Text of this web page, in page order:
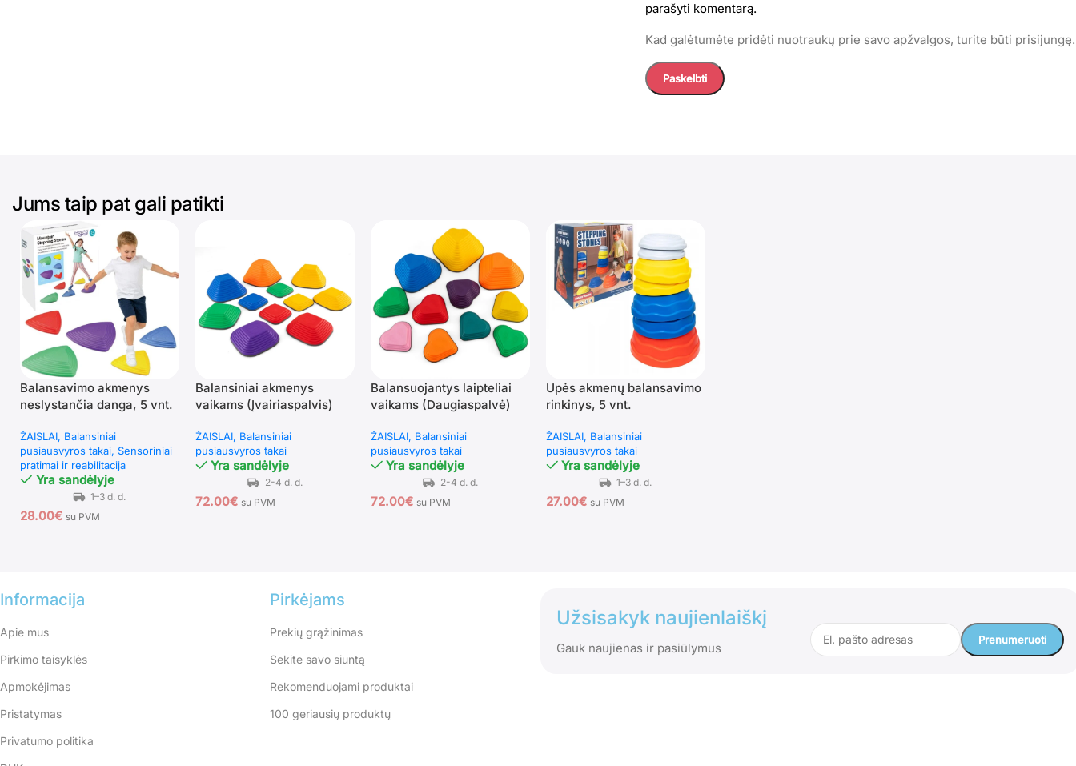
parašyti komentarą.
Kad galėtumėte pridėti nuotraukų prie savo apžvalgos, turite būti prisijungę.
Jums taip pat gali patikti
Balansavimo akmenys
neslystančia danga, 5 vnt.
ŽAISLAI Balansiniai
pusiausvyros takai Sensoriniai
pratimai ir reabilitacija
Yra sandėlyje
28.00€ su PVM
Balansiniai akmenys
vaikams (Įvairiaspalvis)
ŽAISLAI Balansiniai
pusiausvyros takai
Yra sandėlyje
72.00€ su PVM
Balansuojantys laipteliai
vaikams (Daugiaspalvė)
ŽAISLAI Balansiniai
pusiausvyros takai
Yra sandėlyje
72.00€ su PVM
Upės akmenų balansavimo
rinkinys, 5 vnt.
ŽAISLAI Balansiniai
pusiausvyros takai
Yra sandėlyje
27.00€ su PVM
Informacija
Apie mus
Pirkimo taisyklės
Apmokėjimas
Pristatymas
Privatumo politika
Pirkėjams
Prekių grąžinimas
Sekite savo siuntą
Rekomenduojami produktai
100 geriausių produktų
Užsisakyk naujienlaiškį
Gauk naujienas ir pasiūlymus